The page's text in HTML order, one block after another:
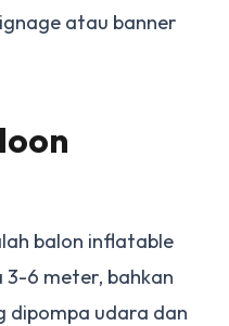
atau banner
balon inflatable
3-6 meter, bahkan
dipompa udara dan